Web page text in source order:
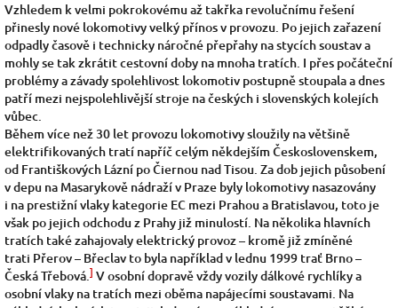
Vzhledem k velmi pokrokovému až takřka revolučnímu řešení
přinesly nové lokomotivy velký přínos v provozu. Po jejich zařazení
odpadly časově i technicky náročné přepřahy na stycích soustav a
mohly se tak zkrátit cestovní doby na mnoha tratích. I přes počáteční
problémy a závady spolehlivost lokomotiv postupně stoupala a dnes
patří mezi nejspolehlivější stroje na českých i slovenských kolejích
vůbec.
Během více než 30 let provozu lokomotivy sloužily na většině
elektrifikovaných tratí napříč celým někdejším Československem,
od Františkových Lázní poČiernou nad Tisou. Za dob jejich působení
v depu na Masarykově nádražív Praze byly lokomotivy nasazovány
i na prestižní vlaky kategorie EC mezi Prahou a Bratislavou, toto je
však po jejich odchodu z Prahy již minulostí. Na několika hlavních
tratích také zahajovaly elektrický provoz – kromě již zmíněné
trati Přerov – Břeclav to byla například v lednu 1999 trať Brno –
Česká Třebová.] V osobní dopravě vždy vozily dálkové rychlíky a
osobní vlaky na tratích mezi oběma napájecími soustavami. Na